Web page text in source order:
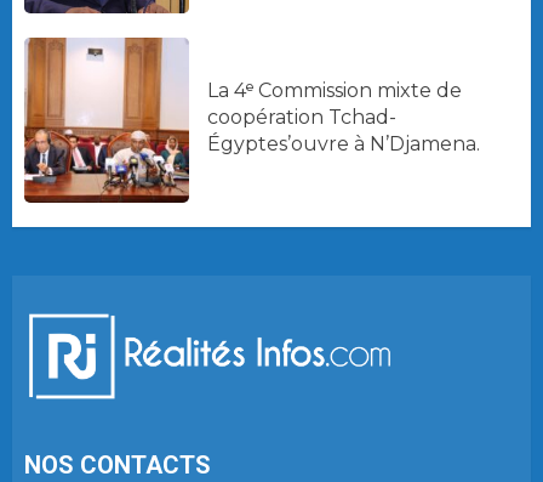
La 4ᵉ Commission mixte de
coopération Tchad-
Égyptes’ouvre à N’Djamena.
NOS CONTACTS